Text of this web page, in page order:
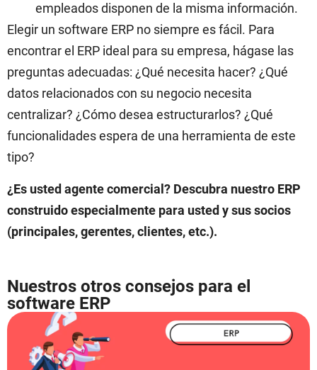
empleados disponen de la misma información.
Elegir un software ERP no siempre es fácil. Para
encontrar el ERP ideal para su empresa, hágase las
preguntas adecuadas: ¿Qué necesita hacer? ¿Qué
datos relacionados con su negocio necesita
centralizar? ¿Cómo desea estructurarlos? ¿Qué
funcionalidades espera de una herramienta de este
tipo?
¿Es usted agente comercial? Descubra nuestro ERP
construido especialmente para usted y sus socios
(principales, gerentes, clientes, etc.).
Nuestros otros consejos para el
software ERP